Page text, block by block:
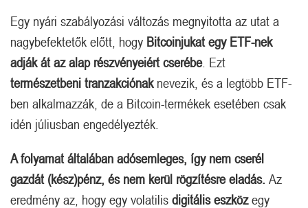
Egy nyári szabályozási változás megnyitotta az utat a
nagybefektetők előtt, hogy Bitcoinjukat egy ETF-nek
adják át az alap részvényeiért cserébe. Ezt
természetbeni tranzakciónaknevezik, és a legtöbb ETF-
ben alkalmazzák, de a Bitcoin-termékek esetében csak
idén júliusban engedélyezték.
A folyamat általában adósemleges, így nem cserél
gazdát (kész)pénz, és nem kerül rögzítésre eladás. Az
eredmény az, hogy egy volatilis digitális eszközegy